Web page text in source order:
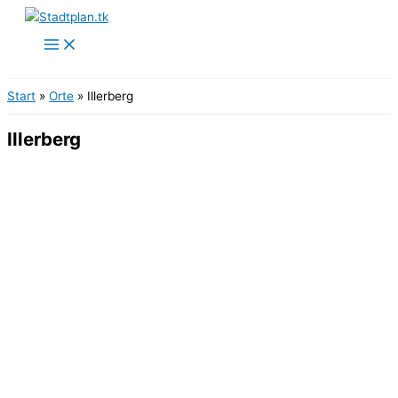
Zum
Start Orte Illerberg
Illerberg